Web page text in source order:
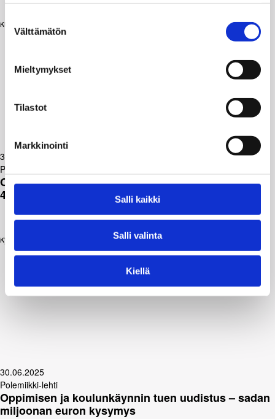
valinta
Välttämätön
Mieltymykset
Tilastot
Markkinointi
Salli kaikki
Salli valinta
Kiellä
30.12.2025
Polemiikki-lehti
OULU2026 – eurooppalainen hanke, joka yhdistää
40 pohjoista kuntaa
30.06.2025
Polemiikki-lehti
Oppimisen ja koulunkäynnin tuen uudistus – sadan
miljoonan euron kysymys